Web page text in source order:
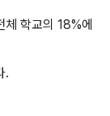
체 학교의 18%에
.